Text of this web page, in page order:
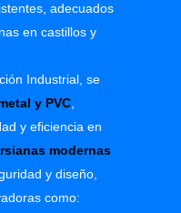
adecuados
en castillos y
Industrial, se
y PVC,
y eficiencia en
modernas
y diseño,
como: